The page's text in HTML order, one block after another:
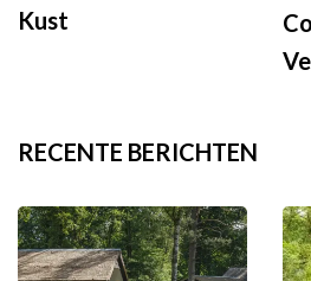
Kust
RECENTE BERICHTEN